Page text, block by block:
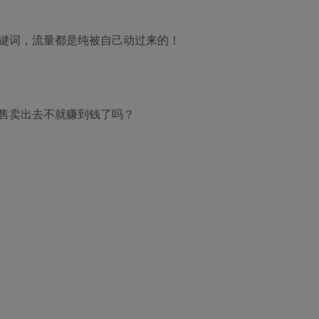
，流量都是纯被自己动过来的！
卖出去不就赚到钱了吗？